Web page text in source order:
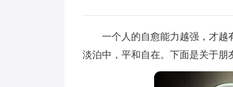
一个人的自愈能力越强，才越
淡泊中，平和自在。下面是关于朋